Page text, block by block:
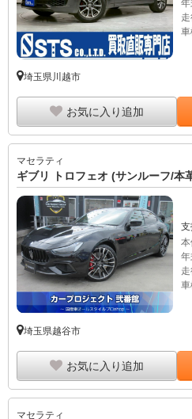
車
埼玉県川越市
お気に入り追加
マセラティ
ギブリ トロフェオ (サンルーフ/本
車
埼玉県越谷市
お気に入り追加
マセラティ